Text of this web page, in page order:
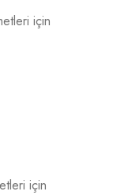
için
için